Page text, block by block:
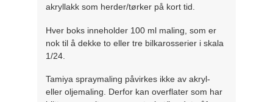
akryllakk som herder/tørker på kort tid.
Hver boks inneholder 100 ml maling, som er
nok til å dekke to eller tre bilkarosserier i skala
1/24.
Tamiya spraymaling påvirkes ikke av akryl-
eller oljemaling. Derfor kan overflater som har